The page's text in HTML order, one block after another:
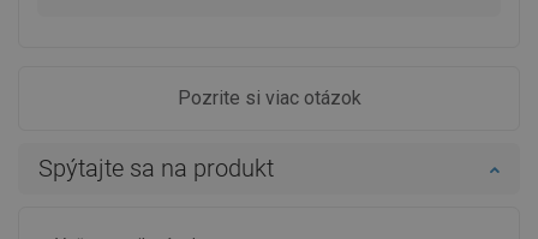
Pozrite si viac otázok
Spýtajte sa na produkt